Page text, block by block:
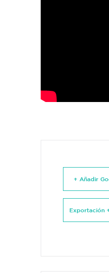
+ Añadir
Exportación